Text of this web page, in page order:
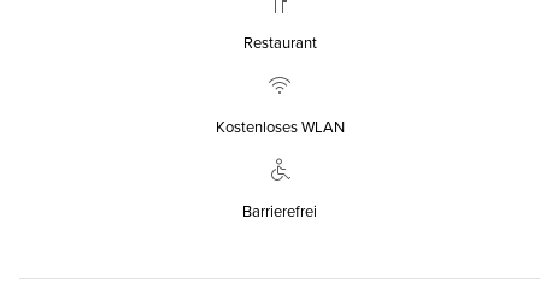
Restaurant
Kostenloses WLAN
Barrierefrei